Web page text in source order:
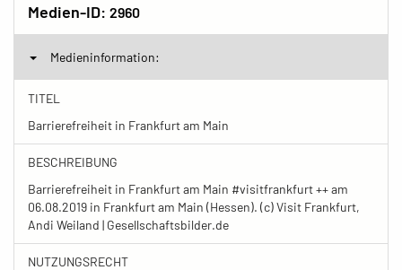
Medien-ID: 2960
Medieninformation:
TITEL
Barrierefreiheit in Frankfurt am Main
BESCHREIBUNG
Barrierefreiheit in Frankfurt am Main #visitfrankfurt ++ am
06.08.2019 in Frankfurt am Main (Hessen). (c) Visit Frankfurt,
Andi Weiland | Gesellschaftsbilder.de
NUTZUNGSRECHT